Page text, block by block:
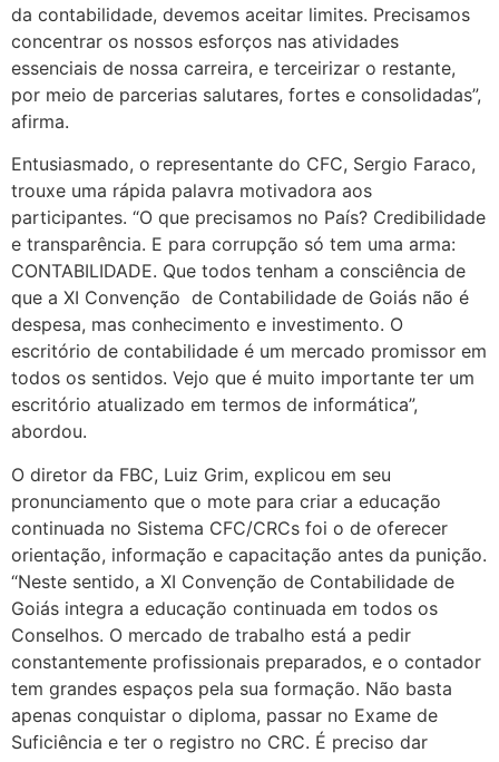
da contabilidade, devemos aceitar limites. Precisamos
concentrar os nossos esforços nas atividades
essenciais de nossa carreira, e terceirizar o restante,
por meio de parcerias salutares, fortes e consolidadas”,
afirma.
Entusiasmado, o representante do CFC, Sergio Faraco,
trouxe uma rápida palavra motivadora aos
participantes. “O que precisamos no País? Credibilidade
e transparência. E para corrupção só tem uma arma:
CONTABILIDADE. Que todos tenham a consciência de
que a XI Convenção de Contabilidade de Goiás não é
despesa, mas conhecimento e investimento. O
escritório de contabilidade é um mercado promissor em
todos os sentidos. Vejo que é muito importante ter um
escritório atualizado em termos de informática”,
abordou.
O diretor da FBC, Luiz Grim, explicou em seu
pronunciamento que o mote para criar a educação
continuada no Sistema CFC/CRCs foi o de oferecer
orientação, informação e capacitação antes da punição.
“Neste sentido, a XI Convenção de Contabilidade de
Goiás integra a educação continuada em todos os
Conselhos. O mercado de trabalho está a pedir
constantemente profissionais preparados, e o contador
tem grandes espaços pela sua formação. Não basta
apenas conquistar o diploma, passar no Exame de
Suficiência e ter o registro no CRC. É preciso dar